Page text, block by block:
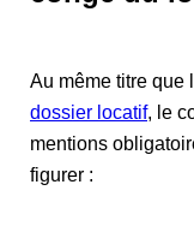
Au même titre que
dossier locatif, le
mentions
figurer :